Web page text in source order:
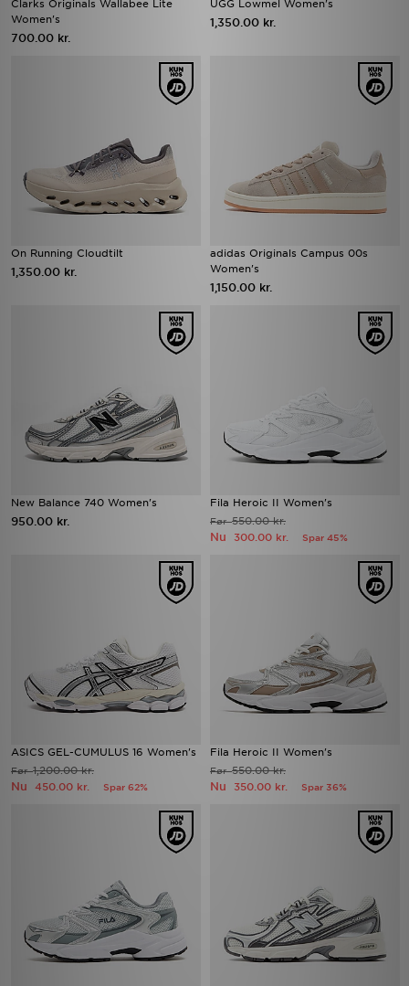
Clarks Originals Wallabee Lite
Women's
700.00 kr.
UGG Lowmel Women's
1,350.00 kr.
On Running Cloudtilt
1,350.00 kr.
adidas Originals Campus 00s
Women's
1,150.00 kr.
New Balance 740 Women's
950.00 kr.
Fila Heroic II Women's
Før550.00 kr.
Nu 300.00 kr. Spar 45%
ASICS GEL-CUMULUS 16 Women's
Før1,200.00 kr.
Nu 450.00 kr. Spar 62%
Fila Heroic II Women's
Før550.00 kr.
Nu 350.00 kr. Spar 36%